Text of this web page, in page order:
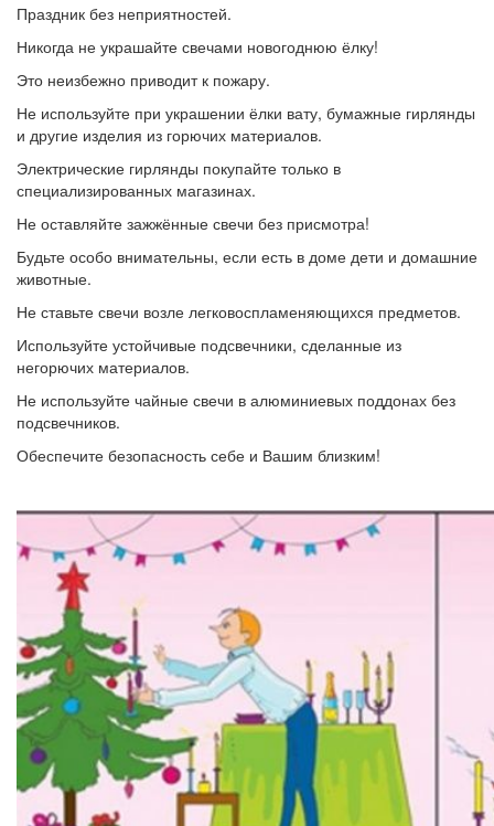
Праздник без неприятностей.
Никогда не украшайте свечами новогоднюю ёлку!
Это неизбежно приводит к пожару.
Не используйте при украшении ёлки вату, бумажные гирлянды
и другие изделия из горючих материалов.
Электрические гирлянды покупайте только в
специализированных магазинах.
Не оставляйте зажжённые свечи без присмотра!
Будьте особо внимательны, если есть в доме дети и домашние
животные.
Не ставьте свечи возле легковоспламеняющихся предметов.
Используйте устойчивые подсвечники, сделанные из
негорючих материалов.
Не используйте чайные свечи в алюминиевых поддонах без
подсвечников.
Обеспечите безопасность себе и Вашим близким!